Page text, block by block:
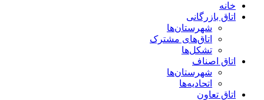
خانه
اتاق بازرگانی
شهرستان‌ها
اتاق‌های مشترک
تشکل‌ها
اتاق اصناف
شهرستان‌ها
اتحادیه‌ها
اتاق تعاون